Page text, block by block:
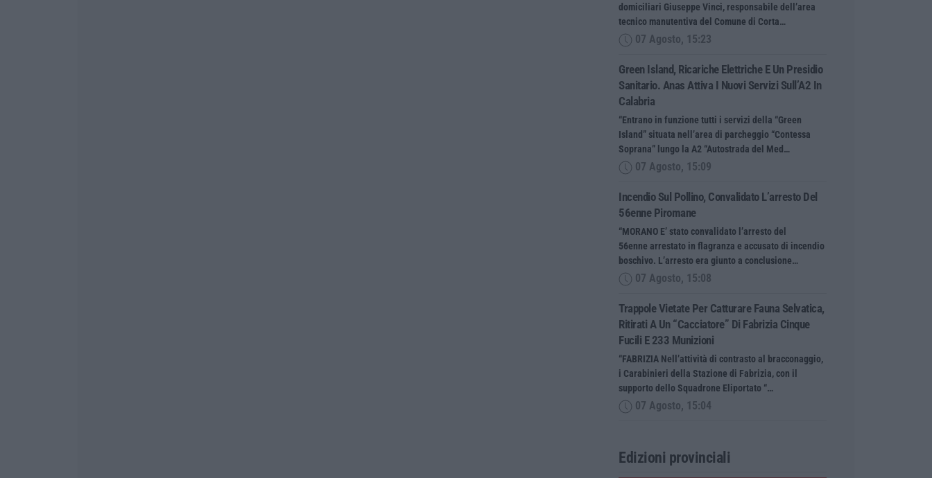
domiciliari Giuseppe Vinci, responsabile dell’area
tecnico manutentiva del Comune di Corta…
07 Agosto, 15:23
Green Island, Ricariche Elettriche E Un Presidio
Sanitario. Anas Attiva I Nuovi Servizi Sull’A2 In
Calabria
“Entrano in funzione tutti i servizi della “Green
Island” situata nell’area di parcheggio “Contessa
Soprana” lungo la A2 “Autostrada del Med…
07 Agosto, 15:09
Incendio Sul Pollino, Convalidato L’arresto Del
56enne Piromane
“MORANO E’ stato convalidato l’arresto del
56enne arrestato in flagranza e accusato di incendio
boschivo. L’arresto era giunto a conclusione…
07 Agosto, 15:08
Trappole Vietate Per Catturare Fauna Selvatica,
Ritirati A Un “cacciatore” Di Fabrizia Cinque
Fucili E 233 Munizioni
“FABRIZIA Nell’attività di contrasto al bracconaggio,
i Carabinieri della Stazione di Fabrizia, con il
supporto dello Squadrone Eliportato “…
07 Agosto, 15:04
Edizioni provinciali